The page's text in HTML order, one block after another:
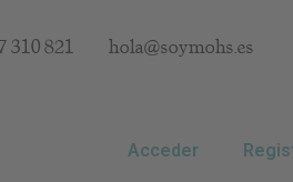
310 821 hola@soymohs.es
Acceder